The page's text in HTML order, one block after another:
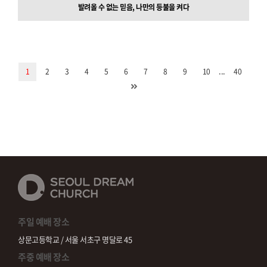
발려올 수 없는 믿음, 나만의 등불을 켜다
1 2 3 4 5 6 7 8 9 10 ... 40
주일 예배 장소
상문고등학교 / 서울 서초구 명달로 45
주중 예배 장소